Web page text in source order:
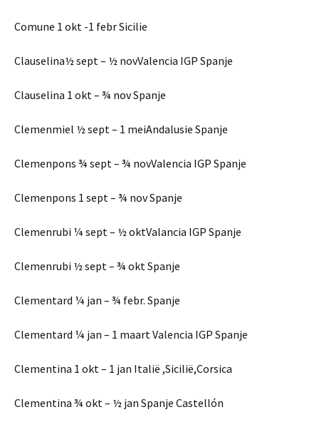
Comune 1 okt -1 febr Sicilie
Clauselina½ sept – ½ novValencia IGP Spanje
Clauselina 1 okt – ¾ nov Spanje
Clemenmiel ½ sept – 1 meiAndalusie Spanje
Clemenpons ¾ sept – ¾ novValencia IGP Spanje
Clemenpons 1 sept – ¾ nov Spanje
Clemenrubi ¼ sept – ½ oktValancia IGP Spanje
Clemenrubi ½ sept – ¾ okt Spanje
Clementard ¼ jan – ¾ febr. Spanje
Clementard ¼ jan – 1 maart Valencia IGP Spanje
Clementina 1 okt – 1 jan Italië ,Sicilië,Corsica
Clementina ¾ okt – ½ jan Spanje Castellón